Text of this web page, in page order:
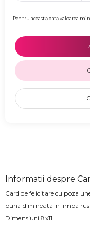
Pentru această dată valoarea
Informatii despre
Card de felicitare cu poza
buna dimineata in limba
Dimensiuni 8x11.